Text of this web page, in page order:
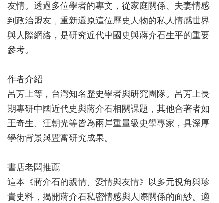
友情。透過多位學者的專文，從家庭關係、夫妻情感
到政治盟友，重新還原這位歷史人物的私人情感世界
與人際網絡，是研究近代中國史與蔣介石生平的重要
參考。
作者介紹
呂芳上等，台灣知名歷史學者與研究團隊。呂芳上長
期專研中國近代史與蔣介石相關課題，其他合著者如
王奇生、汪朝光等皆為兩岸重量級史學專家，具深厚
學術背景與豐富研究成果。
書店老闆推薦
這本《蔣介石的親情、愛情與友情》以多元視角與珍
貴史料，揭開蔣介石私密情感與人際關係的面紗。適